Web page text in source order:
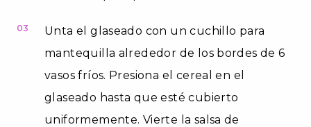
03
Unta el glaseado con un cuchillo para
mantequilla alrededor de los bordes de 6
vasos fríos. Presiona el cereal en el
glaseado hasta que esté cubierto
uniformemente. Vierte la salsa de